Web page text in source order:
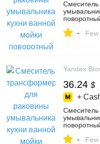
душа.
-
Yandex
36.24 $
+
душа.
-